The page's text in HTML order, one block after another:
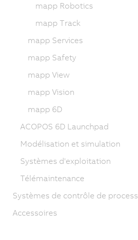
mapp Robotics
mapp Track
mapp Services
mapp Safety
mapp View
mapp Vision
mapp 6D
ACOPOS 6D Launchpad
Modélisation et simulation
Systèmes d'exploitation
Télémaintenance
Systèmes de contrôle de process
Accessoires